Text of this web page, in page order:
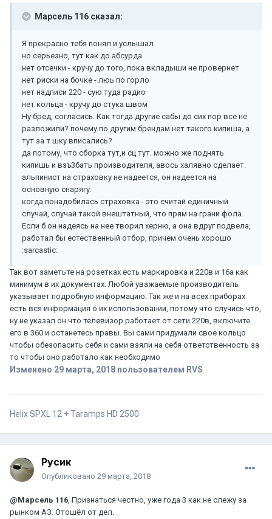
Марсель 116 сказал:
Я прекрасно тебя понял и услышал
но серьезно, тут как до абсурда
нет отсечки - кручу до того, пока вкладыши не провернет
нет риски на бочке - люь по горло
нет надписи 220 - сую туда радио
нет кольца - кручу до стука швом
Ну бред, согласись. Как тогда другие сабы до сих пор все не
разложили? почему по другим брендам нет такого кипиша, а
тут за т шку вписались?
да потому, что сборка тут,и сц тут. можно же поднять
кипишь и взъ3бать производителя, авось халявно сделает.
альпинист на страховку не надеется, он надеется на
основную снарягу.
когда понадобилась страховка - это считай единичный
случай, случай такой внештатный, что прям на грани фола.
Если б он надеясь на нее творил херню, а она вдруг подвела,
работал бы естественный отбор, причем очень хорошо
:sarcastic:
Так вот заметьте на розетках есть маркировка и 220в и 16а как
минимум в их документах. Любой уважаемые производитель
указывает подробную информацию. Так же и на всех приборах
есть вся информация о их использовании, потому что случись что,
ну не указал он что телевизор работает от сети 220в, включите
его в 360 и останетесь правы. Вы сами придумали свое кольцо
чтобы обезопасить себя и сами взяли на себя ответственность за
то чтобы оно работало как необходимо
Изменено 29 марта, 2018 пользователем RVS
Helix SPXL 12 + Taramps HD 2500
Русик
Опубликовано 29 марта, 2018
@Марсель 116, Признаться честно, уже года 3 как не слежу за
рынком АЗ. Отошёл от дел.